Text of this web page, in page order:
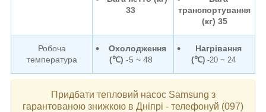
33
транспортування
(кг) 35
Робоча
температура
Охолодження
(℃) -5 ~ 48
Нагрівання
(℃) -20 ~ 24
Придбати тепловий насос Samsung з
гарантованою знижкою в Дніпрі - телефонуй (097)